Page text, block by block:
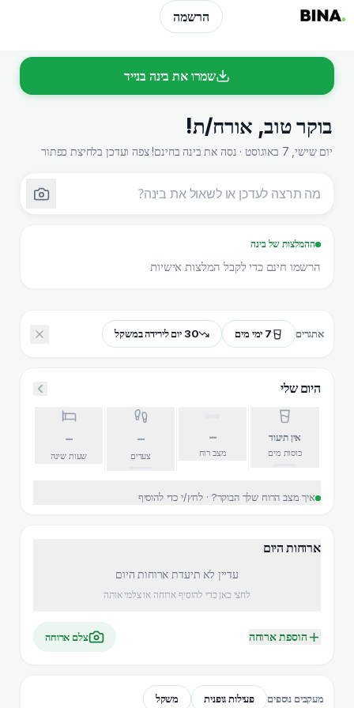
הרשמה
שמרו את בינה בנייד
בוקר טוב, אורח/ת!
יום שישי, 7 באוגוסט · נסה את בינה בחינם! צפה ועדכן בלחיצת כפתור
ההמלצות של בינה
הרשמו חינם כדי לקבל המלצות אישיות
אתגרים 7 ימי מים 30 יום לירידה במשקל
היום שלי
אין תיעוד
כוסות מים
–
מצב רוח
–
צעדים
–
שעות שינה
איך מצב הרוח שלך הבוקר? · לחץ/י כדי להוסיף
ארוחות היום
עדיין לא תיעדת ארוחות היום
לחצי כאן כדי להוסיף ארוחה או צלמי אותה
הוספת ארוחה צלם ארוחה
מעקבים נוספים פעילות גופנית משקל